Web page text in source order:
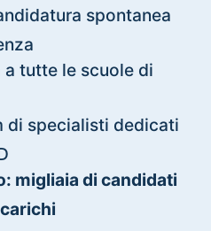
spontanea
tutte le scuole di
di specialisti dedicati
migliaia di candidati